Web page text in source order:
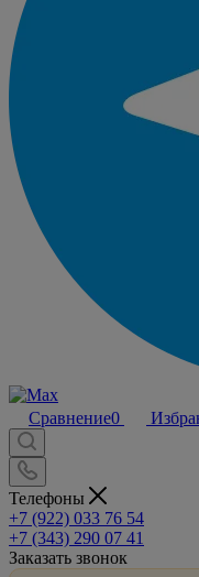
Сравнение0
Телефоны
+7 (922) 033 76 54
+7 (343) 290 07 41
Заказать звонок